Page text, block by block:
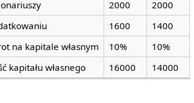
2000
2000
1600
1400
na kapitale własnym
10%
10%
kapitału własnego
16000 14000